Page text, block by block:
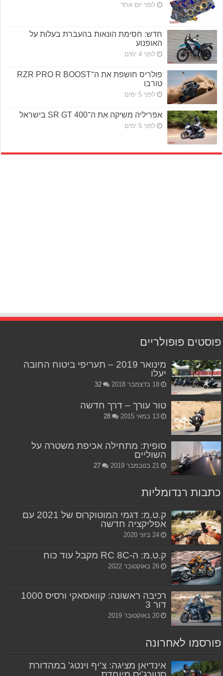
לפני יום אחד
חדש: חסימת הונאות בהעברת בעלות על
האופנוע
לפני 4 ימים
פולריס חושפת את ה־RZR PRO R BOOST
טורבו
לפני 5 ימים
אפריליה משיקה את ה־SR GT 400 בישראל
לפני 5 ימים
פוסטים פופולריים
מינואר 2019 – תעריפי ביטוח החובה
יעלו
18 בדצמבר 2018 32
טור עורך – דרך חדשה
13 במאי 2015 28
סופית: מתחילה אכיפת משטרה על
השוליים
21 בנובמבר 2019 27
כתבות רנדומליות
ק.ט.מ: דגמי המוטוקרוס של 2021 עם
אפליקציה חדשה
24 ביוני 2020
ק.ט.מ: ה-RC 8C מקבל עוד כוח
26 באוקטובר 2022
רכיבה ראשונה: קוואסאקי ורסיס 1000
דור 3
20 באוקטובר 2019
פורסמו לאחרונה
אינדיאן מציגה: צ'יף וינטג' במהדורת